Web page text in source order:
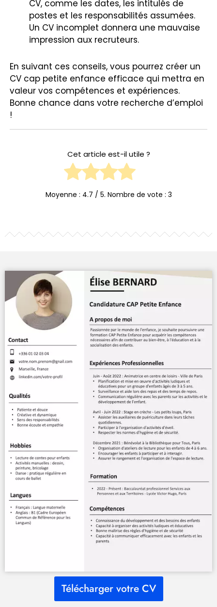
CV, comme les dates, les intitulés de
postes et les responsabilités assumées.
Un CV incomplet donnera une mauvaise
impression aux recruteurs.
En suivant ces conseils, vous pourrez créer un
CV cap petite enfance efficace qui mettra en
valeur vos compétences et expériences.
Bonne chance dans votre recherche d’emploi
!
Cet article est-il utile ?
Moyenne : 4.7 / 5. Nombre de vote : 3
Télécharger votre CV